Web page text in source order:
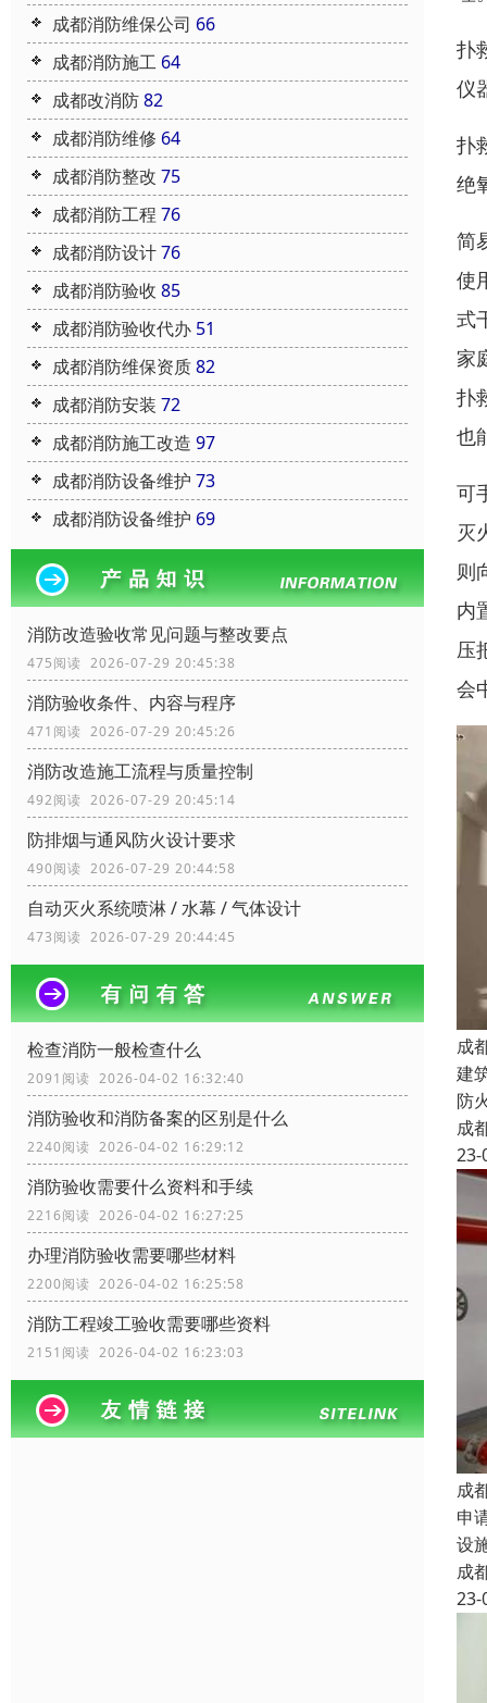
成都消防维保公司 66
成都消防施工 64
成都改消防82
成都消防维修 64
成都消防整改 75
成都消防工程 76
成都消防设计76
成都消防验收 85
成都消防验收代办 51
成都消防维保资质82
成都消防安装 72
成都消防施工改造 97
成都消防设备维护 73
成都消防设备维护 69
消防改造验收常见问题与整改要点
475阅读 2026-07-29 20:45:38
消防验收条件、内容与程序
471阅读 2026-07-29 20:45:26
消防改造施工流程与质量控制
492阅读 2026-07-29 20:45:14
防排烟与通风防火设计要求
490阅读 2026-07-29 20:44:58
自动灭火系统喷淋 / 水幕 / 气体设计
473阅读 2026-07-29 20:44:45
检查消防一般检查什么
2091阅读 2026-04-02 16:32:40
消防验收和消防备案的区别是什么
2240阅读 2026-04-02 16:29:12
消防验收需要什么资料和手续
2216阅读 2026-04-02 16:27:25
办理消防验收需要哪些材料
2200阅读 2026-04-02 16:25:58
消防工程竣工验收需要哪些资料
2151阅读 2026-04-02 16:23:03
扑
仪
扑
绝
简
使
式
家
扑
也
可
灭
则
内
压
会
成
建
防
成
23-
成
申
设
成
23-